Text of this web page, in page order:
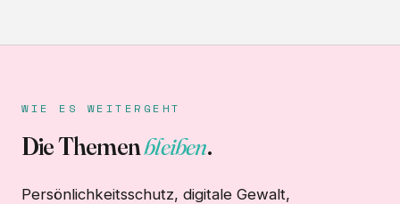
WIE ES WEITERGEHT
Die Themenbleiben.
Persönlichkeitsschutz, digitale Gewalt,